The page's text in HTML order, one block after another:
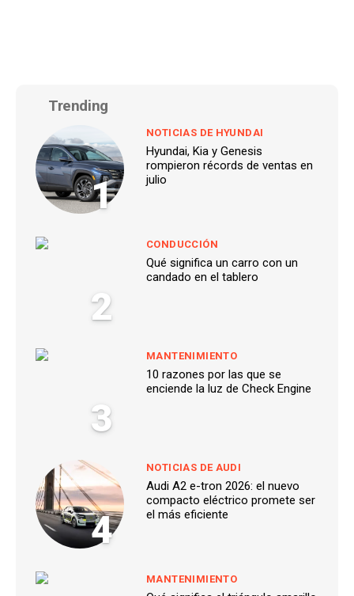
Trending
1
NOTICIAS DE HYUNDAI
Hyundai, Kia y Genesis
rompieron récords de ventas en
julio
2
CONDUCCIÓN
Qué significa un carro con un
candado en el tablero
3
MANTENIMIENTO
10 razones por las que se
enciende la luz de Check Engine
4
NOTICIAS DE AUDI
Audi A2 e-tron 2026: el nuevo
compacto eléctrico promete ser
el más eficiente
MANTENIMIENTO